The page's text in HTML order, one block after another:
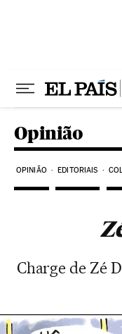
Opinião
OPINIÃO EDITORIAIS
Charge de Zé